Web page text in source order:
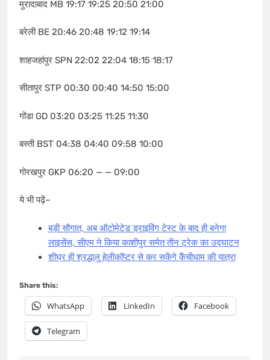
मुरादाबाद MB 19:17 19:25 20:50 21:00
बरेली BE 20:46 20:48 19:12 19:14
शाहजहांपुर SPN 22:02 22:04 18:15 18:17
सीतापुर STP 00:30 00:40 14:50 15:00
गोंडा GD 03:20 03:25 11:25 11:30
बस्ती BST 04:38 04:40 09:58 10:00
गोरखपुर GKP 06:20 — — 09:00
ये भी पढ़ें–
बड़ी सौगात, अब ऑटोमेटेड ड्राइविंग टेस्ट के बाद ही बनेगा
लाइसेंस, सीएम ने किया काशीपुर समेत तीन ट्रेक का उद्घाटन
शीघ्र ही श्रद्धालु हेलीकॉप्टर से कर सकेंगे कैंचीधाम की यात्रा
Share this:
WhatsApp LinkedIn Facebook
Telegram